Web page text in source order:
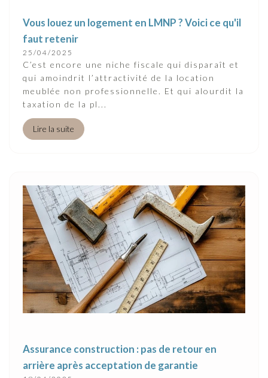
Vous louez un logement en LMNP ? Voici ce qu'il
faut retenir
25/04/2025
C’est encore une niche fiscale qui disparaît et
qui amoindrit l’attractivité de la location
meublée non professionnelle. Et qui alourdit la
taxation de la pl...
Lire la suite
Assurance construction : pas de retour en
arrière après acceptation de garantie